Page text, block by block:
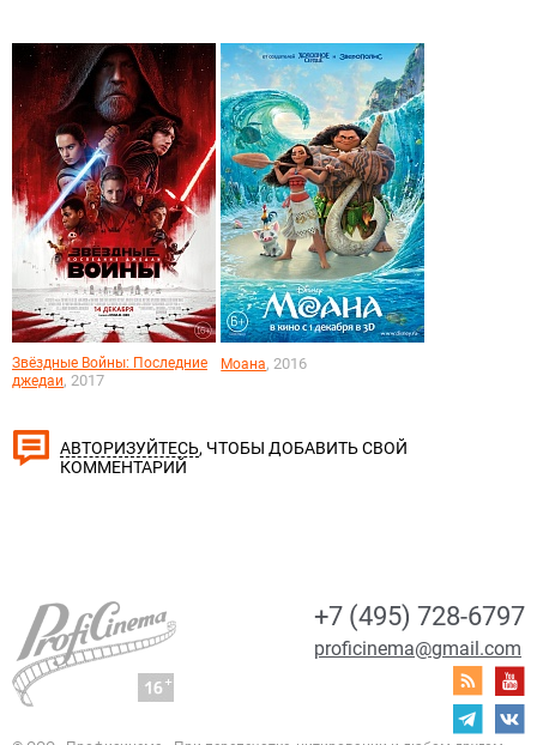
Звёздные Войны: Последние
джедаи, 2017
Моана, 2016
АВТОРИЗУЙТЕСЬ, ЧТОБЫ ДОБАВИТЬ СВОЙ
КОММЕНТАРИЙ
+7 (495) 728-6797
proficinema@gmail.com